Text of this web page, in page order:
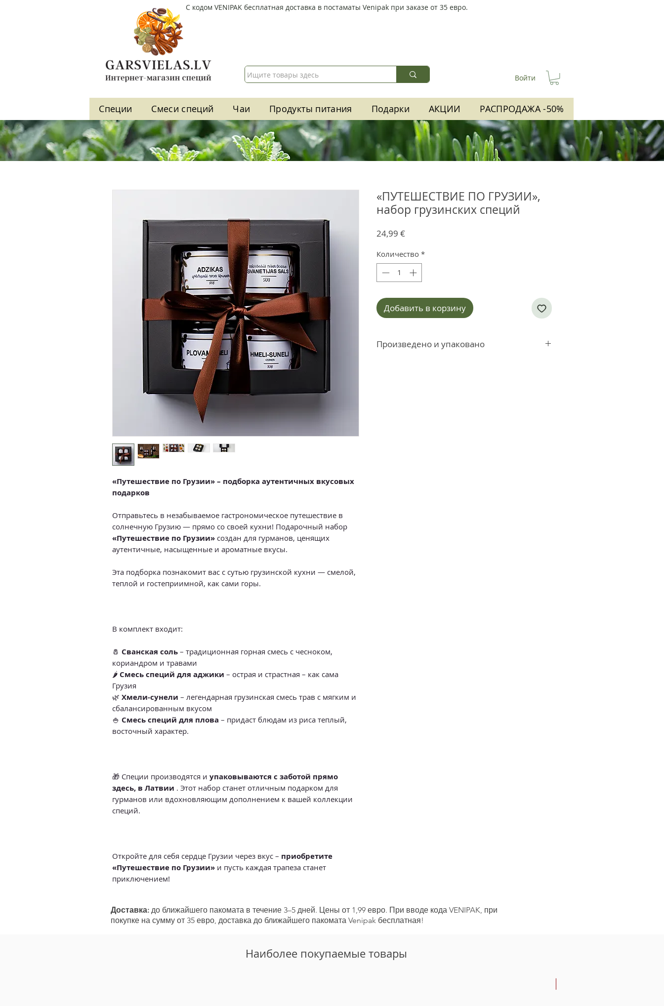
С кодом VENIPAKбесплатная доставка в постаматы Venipak при заказе от 35 евро.
Войти
Cпеции Cмеси специй Чаи Продукты питания Подарки АКЦИИ РАСПРОДАЖА -50%
«Путешествие по Грузии» – подборка аутентичных вкусовых
подарков
Отправьтесь в незабываемое гастрономическое путешествие в
солнечную Грузию — прямо со своей кухни! Подарочный набор
«Путешествие по Грузии» создан для гурманов, ценящих
аутентичные, насыщенные и ароматные вкусы.
Эта подборка познакомит вас с сутью грузинской кухни — смелой,
теплой и гостеприимной, как сами горы.
В комплект входит:
🧂 Сванская соль – традиционная горная смесь с чесноком,
кориандром и травами
🌶 Смесь специй для аджики – острая и страстная – как сама
Грузия
🌿 Хмели-сунели – легендарная грузинская смесь трав с мягким и
сбалансированным вкусом
🍚 Смесь специй для плова – придаст блюдам из риса теплый,
восточный характер.
🎁 Специи производятся и упаковываются с заботой прямо
здесь, в Латвии . Этот набор станет отличным подарком для
гурманов или вдохновляющим дополнением к вашей коллекции
специй.
Откройте для себя сердце Грузии через вкус – приобретите
«Путешествие по Грузии» и пусть каждая трапеза станет
приключением!
«ПУТЕШЕСТВИЕ ПО ГРУЗИИ»,
набор грузинских специй
24,99 €Цена
Количество *
Добавить в корзину
Произведено и упаковано
Доставка: до ближайшего пакомата в течение 3–5 дней. Цены от 1,99 евро. При вводе кода VENIPAK, при
покупке на сумму от 35 евро, доставка до ближайшего пакомата Venipak бесплатная!
Наиболее покупаемые товары